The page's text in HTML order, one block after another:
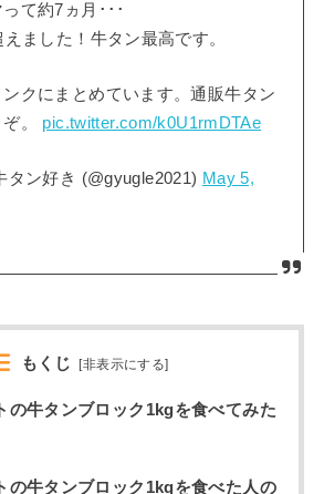
て約7ヵ月･･･
ました！牛タン最高です。
クにまとめています。通販牛タン
。 pic.twitter.com/k0U1rmDTAe
ン好き (@gyugle2021) May 5,
もくじ [非表示にする]
の牛タンブロック1kgを食べてみた
の牛タンブロック1kgを食べた人の